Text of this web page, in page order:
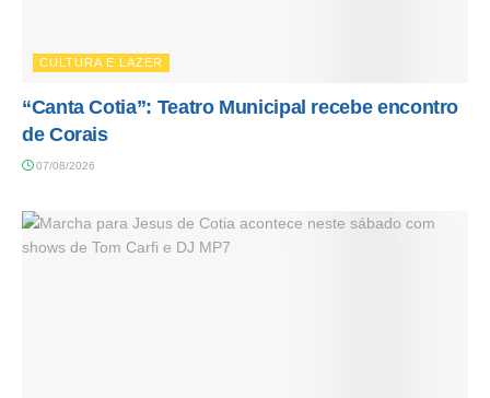
CULTURA E LAZER
“Canta Cotia”: Teatro Municipal recebe encontro
de Corais
07/08/2026